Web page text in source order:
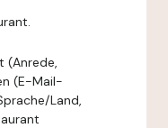
(Anrede,
(E-Mail-
Land,